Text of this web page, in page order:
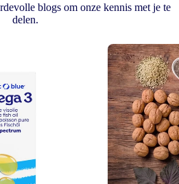
blogs om onze kennis met je te
delen.